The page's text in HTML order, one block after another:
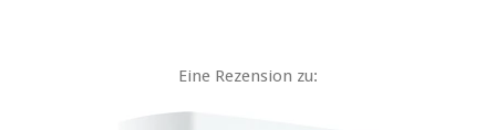
Eine Rezension zu: